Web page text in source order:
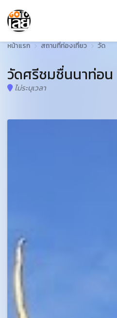
หน้าแรก สถานที่ท่องเที่ยว วัด
วัดศรีชมชื่นนาท่อน
ไม่ระบุเวลา